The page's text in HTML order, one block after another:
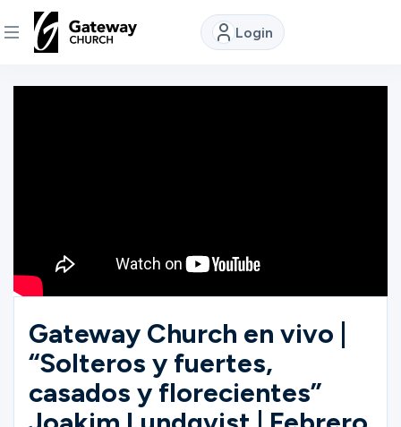
Login
DISCOVER
Connect
Ministries
Gateway Church en vivo |
“Solteros y fuertes,
casados y florecientes”